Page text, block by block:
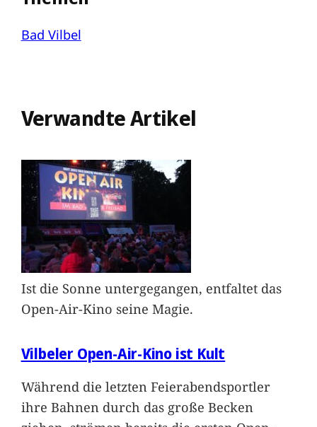
Bad Vilbel
Verwandte Artikel
Ist die Sonne untergegangen, entfaltet das
Open-Air-Kino seine Magie.
Vilbeler Open-Air-Kino ist Kult
Während die letzten Feierabendsportler
ihre Bahnen durch das große Becken